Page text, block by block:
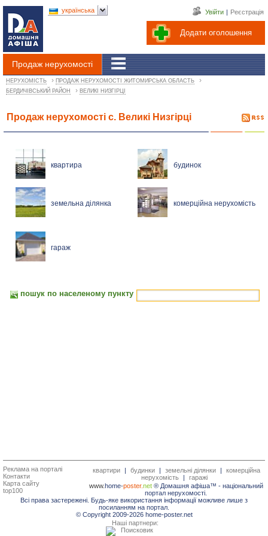
Додати оголошення
Увійти | Реєстрація
Продаж нерухомості
українська
НЕРУХОМІСТЬ › ПРОДАЖ НЕРУХОМОСТІ ЖИТОМИРСЬКА ОБЛАСТЬ ›
БЕРДИЧІВСЬКИЙ РАЙОН › ВЕЛИКІ НИЗГІРЦІ
Продаж нерухомості с. Великі Низгірці
квартира будинок
земельна ділянка комерційна нерухомість
гараж
пошук по населеному пункту
Реклама на порталі
Контакти
Карта сайту
top100
квартири | будинки | земельні ділянки |
комерційна
нерухомість
|
гаражі
www.home-poster.net® Домашня афіша™ - національний
портал нерухомості.
Всі права застережені. Будь-яке використання інформації можливе лише з
посиланням на портал.
© Copyright 2009-2026 home-poster.net
Наші партнери: